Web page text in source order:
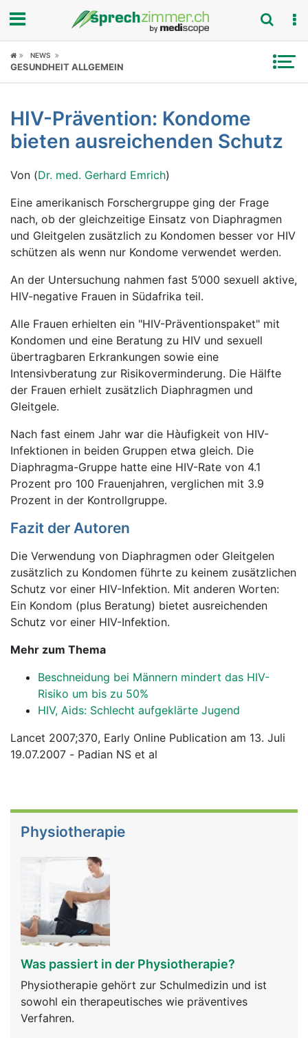
Fokus
Symptome
Ratgeber
Rubriken
NEWS
GESUNDHEIT ALLGEMEIN
HIV-Prävention: Kondome
bieten ausreichenden Schutz
Von (Dr. med. Gerhard Emrich)
Eine amerikanisch Forschergruppe ging der Frage
nach, ob der gleichzeitige Einsatz von Diaphragmen
und Gleitgelen zusätzlich zu Kondomen besser vor HIV
schützen als wenn nur Kondome verwendet werden.
An der Untersuchung nahmen fast 5’000 sexuell aktive,
HIV-negative Frauen in Südafrika teil.
Alle Frauen erhielten ein "HIV-Präventionspaket" mit
Kondomen und eine Beratung zu HIV und sexuell
übertragbaren Erkrankungen sowie eine
Intensivberatung zur Risikoverminderung. Die Hälfte
der Frauen erhielt zusätzlich Diaphragmen und
Gleitgele.
Nach fast einem Jahr war die Hàufigkeit von HIV-
Infektionen in beiden Gruppen etwa gleich. Die
Diaphragma-Gruppe hatte eine HIV-Rate von 4.1
Prozent pro 100 Frauenjahren, verglichen mit 3.9
Prozent in der Kontrollgruppe.
Fazit der Autoren
Die Verwendung von Diaphragmen oder Gleitgelen
zusätzlich zu Kondomen führte zu keinem zusätzlichen
Schutz vor einer HIV-Infektion. Mit anderen Worten:
Ein Kondom (plus Beratung) bietet ausreichenden
Schutz vor einer HIV-Infektion.
Mehr zum Thema
Beschneidung bei Männern mindert das HIV-
Risiko um bis zu 50%
HIV, Aids: Schlecht aufgeklärte Jugend
Lancet 2007;370, Early Online Publication am 13. Juli
19.07.2007 - Padian NS et al
Physiotherapie
Was passiert in der Physiotherapie?
Physiotherapie gehört zur Schulmedizin und ist
sowohl ein therapeutisches wie präventives
Verfahren.